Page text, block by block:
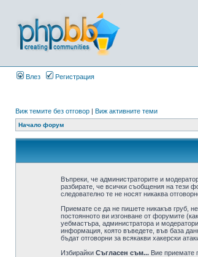
Влез Регистрация
Виж темите без отговор | Виж активните теми
Начало форум
Въпреки, че администраторите и
разбирате, че всички съобщения на тези
следователно те не носят никаква
Приемате се да не пишете никакъв груб,
постоянното ви изгонване от форумите
уебмастъра, администратора и
информация, която въведете, във база
бъдат отговорни за всякакви хакерски
Избирайки Съгласен съм...Вие приемате